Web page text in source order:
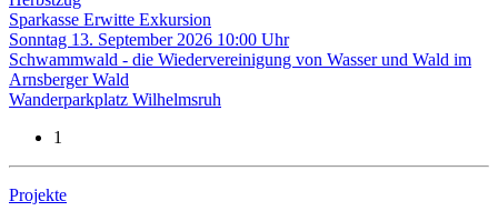
Sparkasse Erwitte Exkursion
Sonntag 13. September 2026 10:00 Uhr
Schwammwald - die Wiedervereinigung von Wasser und Wald im
Arnsberger Wald
Wanderparkplatz Wilhelmsruh
1
Projekte